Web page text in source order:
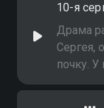
10-я
Драма
Сергея,
почку. У
вот
всю